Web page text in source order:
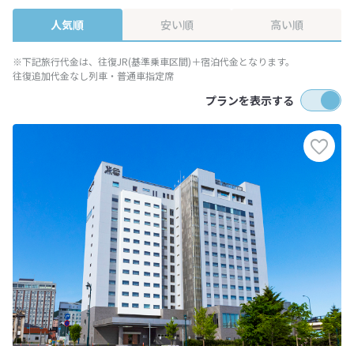
人気順 安い順 高い順
※下記旅行代金は、往復JR(基準乗車区間)＋宿泊代金となります。
往復追加代金なし列車・普通車指定席
プランを表示する